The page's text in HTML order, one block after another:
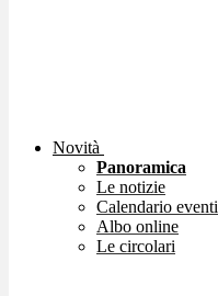
Novità
Panoramica
Le notizie
Calendario eventi
Albo online
Le circolari